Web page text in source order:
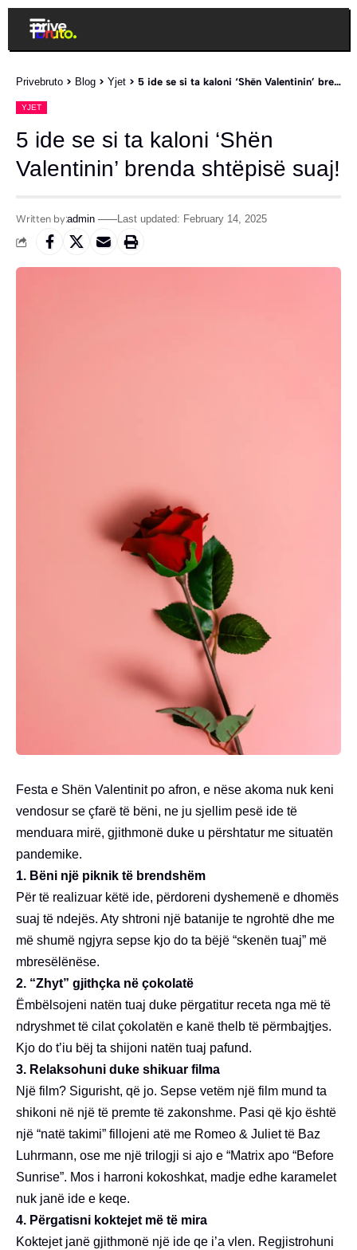
Privebruto > Blog > Yjet > 5 ide se si ta kaloni ‘Shën Valentinin’ brenda shtëpisë suaj!
YJET
5 ide se si ta kaloni ‘Shën
Valentinin’ brenda shtëpisë suaj!
Written by:admin Last updated: February 14, 2025
Festa e Shën Valentinit po afron, e nëse akoma nuk keni
vendosur se çfarë të bëni, ne ju sjellim pesë ide të
menduara mirë, gjithmonë duke u përshtatur me situatën
pandemike.
1. Bëni një piknik të brendshëm
Për të realizuar këtë ide, përdoreni dyshemenë e dhomës
suaj të ndejës. Aty shtroni një batanije te ngrohtë dhe me
më shumë ngjyra sepse kjo do ta bëjë “skenën tuaj” më
mbresëlënëse.
2. “Zhyt” gjithçka në çokolatë
Ëmbëlsojeni natën tuaj duke përgatitur receta nga më të
ndryshmet të cilat çokolatën e kanë thelb të përmbajtjes.
Kjo do t’iu bëj ta shijoni natën tuaj pafund.
3. Relaksohuni duke shikuar filma
Një film? Sigurisht, që jo. Sepse vetëm një film mund ta
shikoni në një të premte të zakonshme. Pasi që kjo është
një “natë takimi” fillojeni atë me Romeo & Juliet të Baz
Luhrmann, ose me një trilogji si ajo e “Matrix apo “Before
Sunrise”. Mos i harroni kokoshkat, madje edhe karamelet
nuk janë ide e keqe.
4. Përgatisni koktejet më të mira
Koktejet janë gjithmonë një ide qe i’a vlen. Regjistrohuni